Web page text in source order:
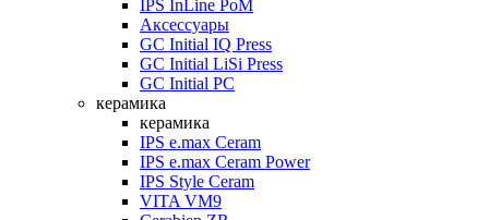
IPS InLine PoM
Аксессуары
GC Initial IQ Press
GC Initial LiSi Press
GC Initial PC
керамика
керамика
IPS e.max Ceram
IPS e.max Ceram Power
IPS Style Ceram
VITA VM9